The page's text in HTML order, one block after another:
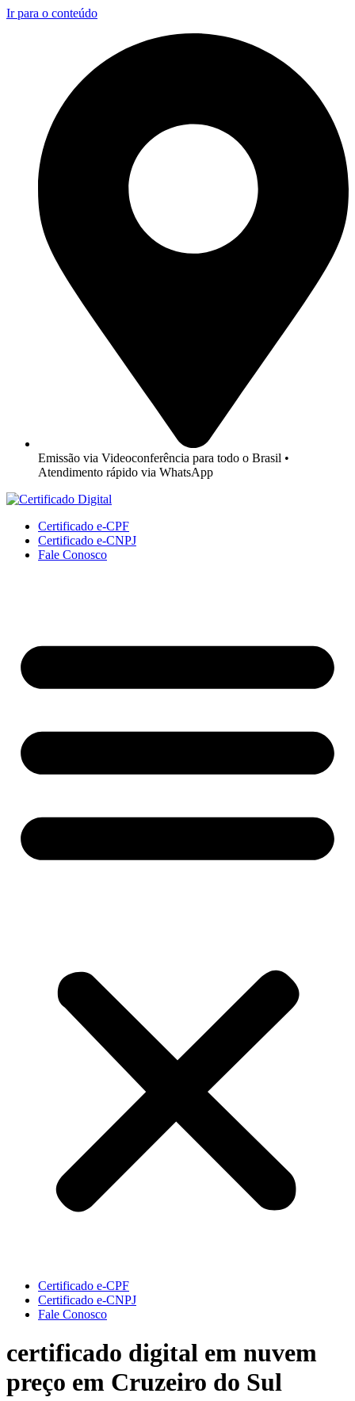
Ir para o conteúdo
Emissão via Videoconferência para todo o Brasil •
Atendimento rápido via WhatsApp
Certificado e-CPF
Certificado e-CNPJ
Fale Conosco
Certificado e-CPF
Certificado e-CNPJ
Fale Conosco
certificado digital em nuvem
preço em Cruzeiro do Sul